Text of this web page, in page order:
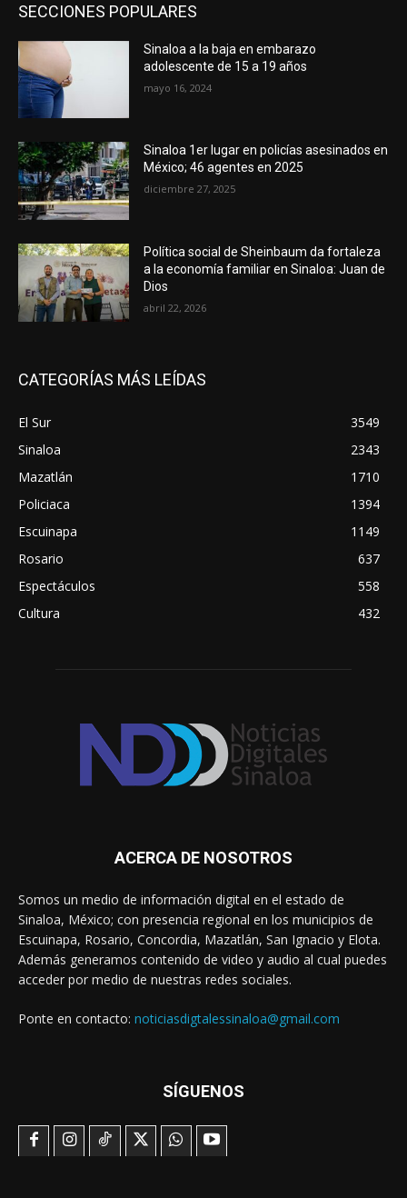
SECCIONES POPULARES
Sinaloa a la baja en embarazo
adolescente de 15 a 19 años
mayo 16, 2024
Sinaloa 1er lugar en policías asesinados en
México; 46 agentes en 2025
diciembre 27, 2025
Política social de Sheinbaum da fortaleza
a la economía familiar en Sinaloa: Juan de
Dios
abril 22, 2026
CATEGORÍAS MÁS LEÍDAS
El Sur
3549
Sinaloa
2343
Mazatlán
1710
Policiaca
1394
Escuinapa
1149
Rosario
637
Espectáculos
558
Cultura
432
ACERCA DE NOSOTROS
Somos un medio de información digital en el estado de
Sinaloa, México; con presencia regional en los municipios de
Escuinapa, Rosario, Concordia, Mazatlán, San Ignacio y Elota.
Además generamos contenido de video y audio al cual puedes
acceder por medio de nuestras redes sociales.
Ponte en contacto: noticiasdigtalessinaloa@gmail.com
SÍGUENOS